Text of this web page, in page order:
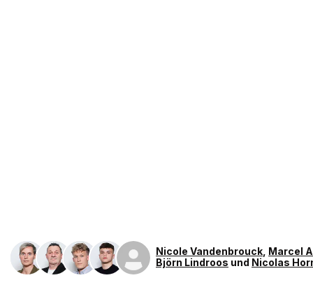
Nicole Vandenbrouck Marcel
Björn Lindroos und Nicolas